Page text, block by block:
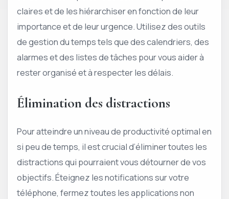
claires et de les hiérarchiser en fonction de leur
importance et de leur urgence. Utilisez des outils
de gestion du temps tels que des calendriers, des
alarmes et des listes de tâches pour vous aider à
rester organisé et à respecter les délais.
Élimination des distractions
Pour atteindre un niveau de productivité optimal en
si peu de temps, il est crucial d’éliminer toutes les
distractions qui pourraient vous détourner de vos
objectifs. Éteignez les notifications sur votre
téléphone, fermez toutes les applications non